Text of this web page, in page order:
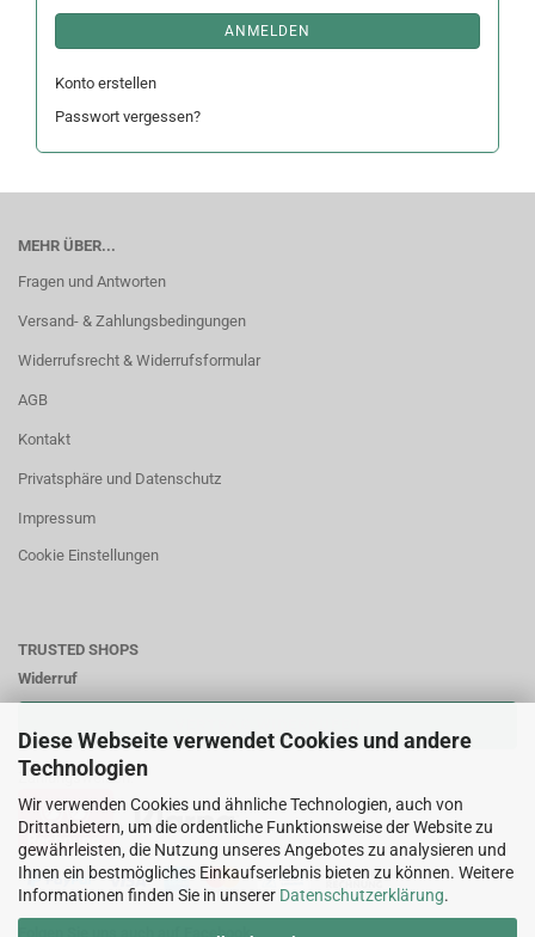
Diese Webseite verwendet Cookies und andere
Technologien
Wir verwenden Cookies und ähnliche Technologien, auch von
Drittanbietern, um die ordentliche Funktionsweise der Website zu
gewährleisten, die Nutzung unseres Angebotes zu analysieren und
Ihnen ein bestmögliches Einkaufserlebnis bieten zu können. Weitere
Informationen finden Sie in unserer Datenschutzerklärung.
ANMELDEN
Konto erstellen
Passwort vergessen?
MEHR ÜBER...
Fragen und Antworten
Versand- & Zahlungsbedingungen
Widerrufsrecht & Widerrufsformular
AGB
Kontakt
Privatsphäre und Datenschutz
Impressum
Cookie Einstellungen
TRUSTED SHOPS
Widerruf
Zahlungsweisen:
Folgen Sie uns auch auf Facebook